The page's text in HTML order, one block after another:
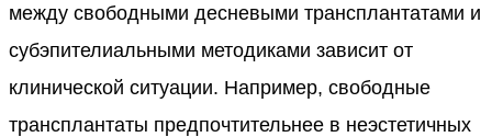
между свободными десневыми трансплантатами и
субэпителиальными методиками зависит от
клинической ситуации. Например, свободные
трансплантаты предпочтительнее в неэстетичных